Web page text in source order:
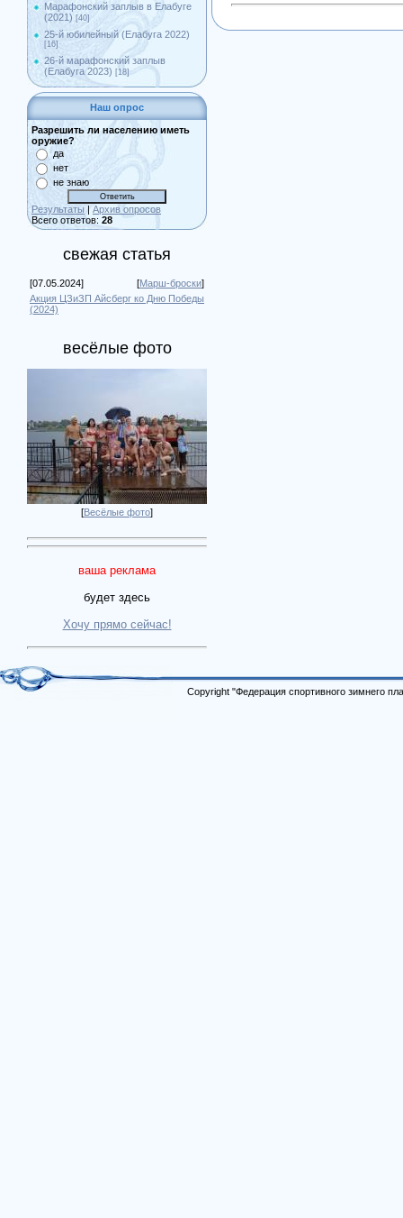
Марафонский заплыв в Елабуге
(2021) [40]
25-й юбилейный (Елабуга 2022)
[16]
26-й марафонский заплыв
(Елабуга 2023) [18]
Наш опрос
Разрешить ли населению иметь
оружие?
да
нет
не знаю
Результаты | Архив опросов
Всего ответов: 28
свежая статья
[07.05.2024] [Марш-броски]
Акция ЦЗиЗП Айсберг ко Дню Победы
(2024)
весёлые фото
[Весёлые фото]
ваша реклама
будет здесь
Хочу прямо сейчас!
Copyright "Федерация спортивного зимнего